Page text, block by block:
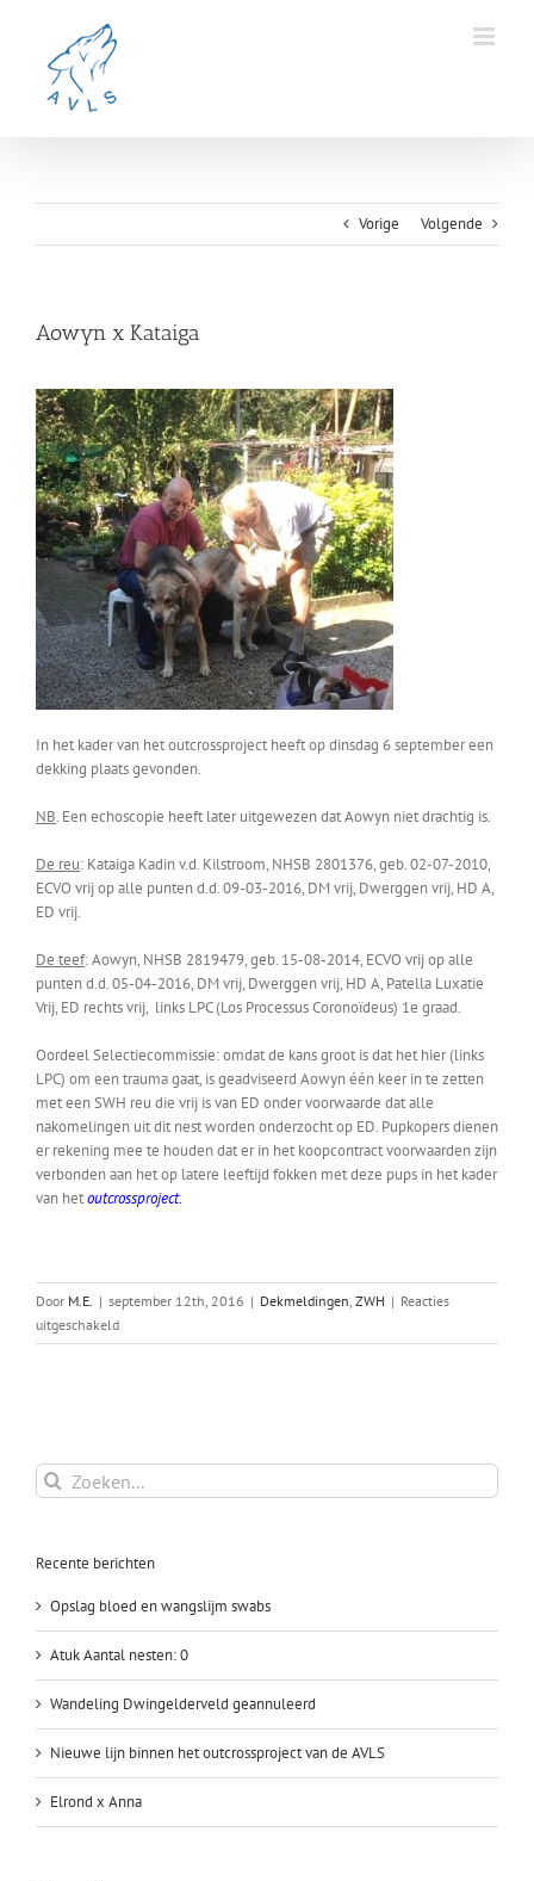
Vorige Volgende
Aowyn x Kataiga
In het kader van het outcrossproject heeft op dinsdag 6 september een
dekking plaats gevonden.
NB. Een echoscopie heeft later uitgewezen dat Aowyn niet drachtig is.
De reu: Kataiga Kadin v.d. Kilstroom, NHSB 2801376, geb. 02-07-2010,
ECVO vrij op alle punten d.d. 09-03-2016, DM vrij, Dwerggen vrij, HD A,
ED vrij.
De teef: Aowyn, NHSB 2819479, geb. 15-08-2014, ECVO vrij op alle
punten d.d. 05-04-2016, DM vrij, Dwerggen vrij, HD A, Patella Luxatie
Vrij, ED rechts vrij, links LPC (Los Processus Coronoïdeus) 1e graad.
Oordeel Selectiecommissie: omdat de kans groot is dat het hier (links
LPC) om een trauma gaat, is geadviseerd Aowyn één keer in te zetten
met een SWH reu die vrij is van ED onder voorwaarde dat alle
nakomelingen uit dit nest worden onderzocht op ED. Pupkopers dienen
er rekening mee te houden dat er in het koopcontract voorwaarden zijn
verbonden aan het op latere leeftijd fokken met deze pups in het kader
van hetoutcrossproject.
Door M.E. | september 12th, 2016 | Dekmeldingen, ZWH | Reacties
uitgeschakeldvoor
Aowyn
Zoeken
naar:
Recente berichten
Opslag bloed en wangslijm swabs
Atuk Aantal nesten: 0
Wandeling Dwingelderveld geannuleerd
Nieuwe lijn binnen het outcrossproject van de AVLS
Elrond x Anna